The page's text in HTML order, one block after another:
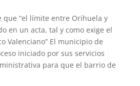
que “el límite entre Orihuela y
en un acta, tal y como exige el
Valenciano” El municipio de
iniciado por sus servicios
para que el barrio de